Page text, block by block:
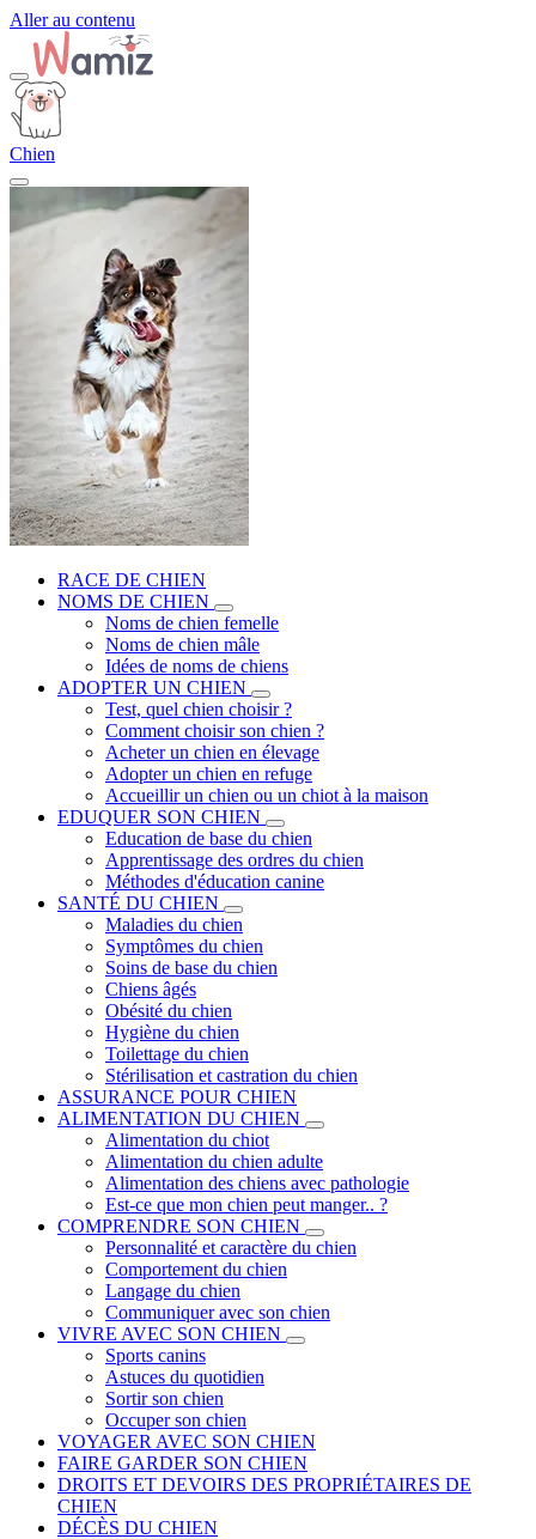
Aller au contenu
Chien
RACE DE CHIEN
NOMS DE CHIEN
Noms de chien femelle
Noms de chien mâle
Idées de noms de chiens
ADOPTER UN CHIEN
Test, quel chien choisir ?
Comment choisir son chien ?
Acheter un chien en élevage
Adopter un chien en refuge
Accueillir un chien ou un chiot à la maison
EDUQUER SON CHIEN
Education de base du chien
Apprentissage des ordres du chien
Méthodes d'éducation canine
SANTÉ DU CHIEN
Maladies du chien
Symptômes du chien
Soins de base du chien
Chiens âgés
Obésité du chien
Hygiène du chien
Toilettage du chien
Stérilisation et castration du chien
ASSURANCE POUR CHIEN
ALIMENTATION DU CHIEN
Alimentation du chiot
Alimentation du chien adulte
Alimentation des chiens avec pathologie
Est-ce que mon chien peut manger.. ?
COMPRENDRE SON CHIEN
Personnalité et caractère du chien
Comportement du chien
Langage du chien
Communiquer avec son chien
VIVRE AVEC SON CHIEN
Sports canins
Astuces du quotidien
Sortir son chien
Occuper son chien
VOYAGER AVEC SON CHIEN
FAIRE GARDER SON CHIEN
DROITS ET DEVOIRS DES PROPRIÉTAIRES DE
CHIEN
DÉCÈS DU CHIEN